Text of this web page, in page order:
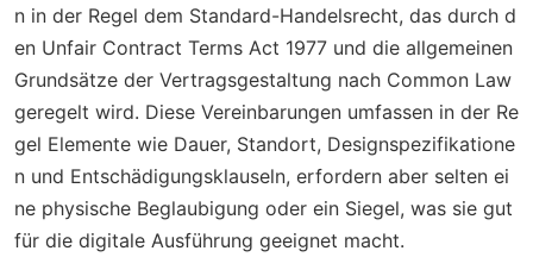
n in der Regel dem Standard-Handelsrecht, das durch d
en Unfair Contract Terms Act 1977 und die allgemeinen
Grundsätze der Vertragsgestaltung nach Common Law
geregelt wird. Diese Vereinbarungen umfassen in der Re
gel Elemente wie Dauer, Standort, Designspezifikatione
n und Entschädigungsklauseln, erfordern aber selten ei
ne physische Beglaubigung oder ein Siegel, was sie gut
für die digitale Ausführung geeignet macht.